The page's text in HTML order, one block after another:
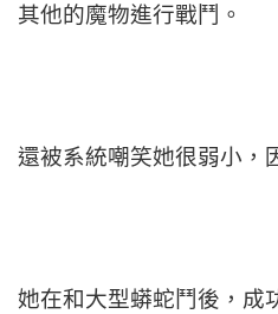
其他的魔物進行戰鬥。
還被系統嘲笑她很弱小，
她在和大型蟒蛇鬥後，成